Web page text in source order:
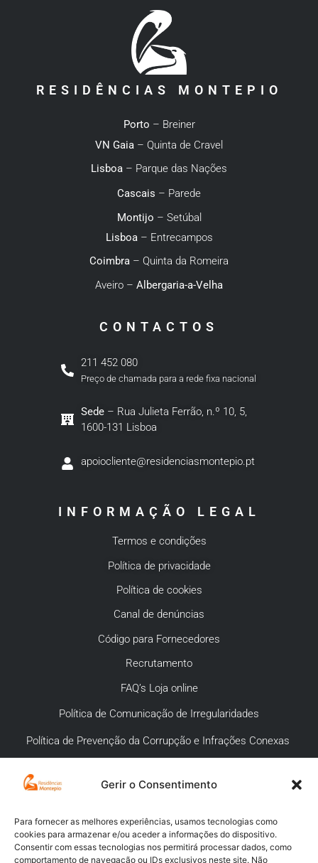
Gerir o Consentimento
Para fornecer as melhores experiências, usamos tecnologias como
cookies para armazenar e/ou aceder a informações do dispositivo.
Consentir com essas tecnologias nos permitirá processar dados, como
comportamento de navegação ou IDs exclusivos neste site. Não
RESIDÊNCIAS MONTEPIO
Porto – Breiner
VN Gaia – Quinta de Cravel
Lisboa – Parque das Nações
Cascais – Parede
Montijo – Setúbal
Lisboa– Entrecampos
Coimbra – Quinta da Romeira
Aveiro – Albergaria-a-Velha
CONTACTOS
211 452 080
Preço de chamada para a rede fixa nacional
Sede– Rua Julieta Ferrão, n.º 10, 5,
1600-131 Lisboa
apoiocliente@residenciasmontepio.pt
INFORMAÇÃO LEGAL
Termos e condições
Política de privacidade
Política de cookies
Canal de denúncias
Código para Fornecedores
Recrutamento
FAQ’s Loja online
Política de Comunicação de Irregularidades
Política de Prevenção da Corrupção e Infrações Conexas
APOIO AO CLIENTE
Meios de pagamento
Compra segura